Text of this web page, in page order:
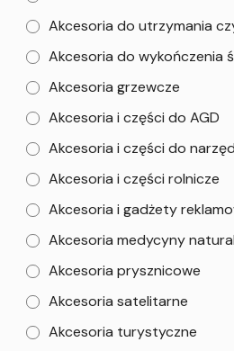
Akcesoria do utrzymania
Akcesoria do wykończenia
Akcesoria grzewcze
Akcesoria i części do AGD
Akcesoria i części do
Akcesoria i części rolnicze
Akcesoria i gadżety
Akcesoria medycyny
Akcesoria prysznicowe
Akcesoria satelitarne
Akcesoria turystyczne